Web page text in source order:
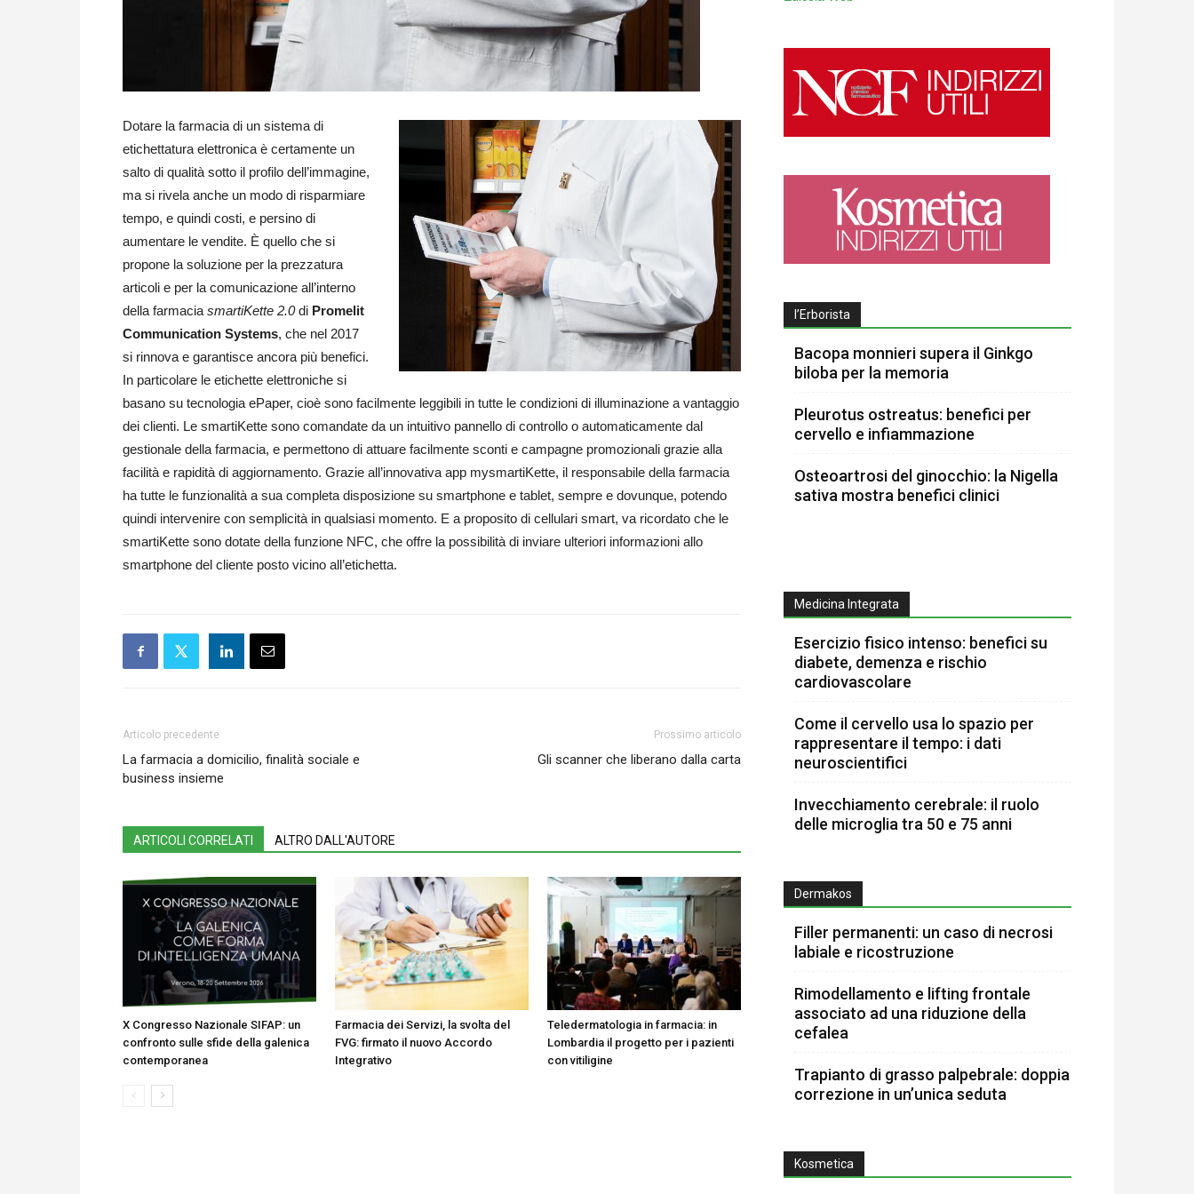
Dotare la farmacia di un sistema di
etichettatura elettronica è certamente un
salto di qualità sotto il profilo dell’immagine,
ma si rivela anche un modo di risparmiare
tempo, e quindi costi, e persino di
aumentare le vendite. È quello che si
propone la soluzione per la prezzatura
articoli e per la comunicazione all’interno
della farmacia smartiKette 2.0di Promelit
Communication Systems, che nel 2017
si rinnova e garantisce ancora più benefici.
In particolare le etichette elettroniche si
basano su tecnologia ePaper, cioè sono facilmente leggibili in tutte le condizioni di illuminazione a vantaggio
dei clienti. Le smartiKette sono comandate da un intuitivo pannello di controllo o automaticamente dal
gestionale della farmacia, e permettono di attuare facilmente sconti e campagne promozionali grazie alla
facilità e rapidità di aggiornamento. Grazie all’innovativa app mysmartiKette, il responsabile della farmacia
ha tutte le funzionalità a sua completa disposizione su smartphone e tablet, sempre e dovunque, potendo
quindi intervenire con semplicità in qualsiasi momento. E a proposito di cellulari smart, va ricordato che le
smartiKette sono dotate della funzione NFC, che offre la possibilità di inviare ulteriori informazioni allo
smartphone del cliente posto vicino all’etichetta.
Articolo precedente
La farmacia a domicilio, finalità sociale e
business insieme
Prossimo articolo
Gli scanner che liberano dalla carta
ARTICOLI CORRELATI ALTRO DALL'AUTORE
X Congresso Nazionale SIFAP: un
confronto sulle sfide della galenica
contemporanea
Farmacia dei Servizi, la svolta del
FVG: firmato il nuovo Accordo
Integrativo
Teledermatologia in farmacia: in
Lombardia il progetto per i pazienti
con vitiligine
l’Erborista
Bacopa monnieri supera il Ginkgo
biloba per la memoria
Pleurotus ostreatus: benefici per
cervello e infiammazione
Osteoartrosi del ginocchio: la Nigella
sativa mostra benefici clinici
Medicina Integrata
Esercizio fisico intenso: benefici su
diabete, demenza e rischio
cardiovascolare
Come il cervello usa lo spazio per
rappresentare il tempo: i dati
neuroscientifici
Invecchiamento cerebrale: il ruolo
delle microglia tra 50 e 75 anni
Dermakos
Filler permanenti: un caso di necrosi
labiale e ricostruzione
Rimodellamento e lifting frontale
associato ad una riduzione della
cefalea
Trapianto di grasso palpebrale: doppia
correzione in un’unica seduta
Kosmetica